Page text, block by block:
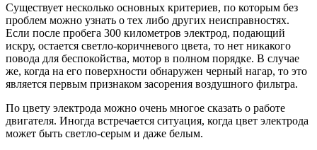
Существует несколько основных критериев, по которым без
проблем можно узнать о тех либо других неисправностях.
Если после пробега 300 километров электрод, подающий
искру, остается светло-коричневого цвета, то нет никакого
повода для беспокойства, мотор в полном порядке. В случае
же, когда на его поверхности обнаружен черный нагар, то это
является первым признаком засорения воздушного фильтра.
По цвету электрода можно очень многое сказать о работе
двигателя. Иногда встречается ситуация, когда цвет электрода
может быть светло-серым и даже белым.